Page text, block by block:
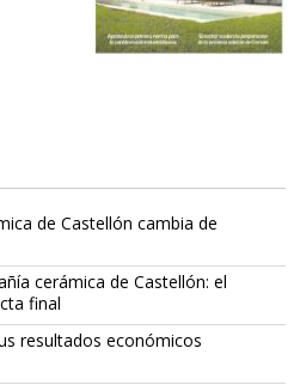
de Castellón cambia de
cerámica de Castellón: el
final
resultados económicos